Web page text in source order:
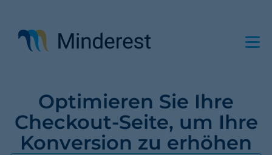
Inhalt
Optimieren Sie Ihre
Checkout-Seite, um Ihre
Konversion zu erhöhen